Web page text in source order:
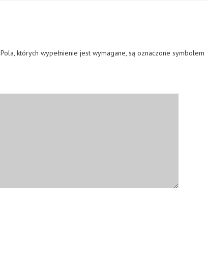
Pola, których wypełnienie jest wymagane, są oznaczone symbolem